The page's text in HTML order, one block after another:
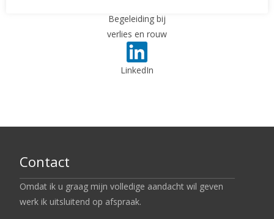
Begeleiding bij
verlies en rouw
LinkedIn
Contact
Omdat ik u graag mijn volledige aandacht wil geven
werk ik uitsluitend op afspraak.